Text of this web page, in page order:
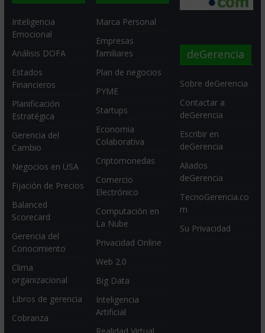
Inteligencia
Emocional
Análisis DOFA
Estados
Financieros
Planificación
Estratégica
Gerencia del
Cambio
Negocios en USA
Fijación de Precios
Balanced
Scorecard
Gerencia del
Conocimiento
Clima
organizacional
Libros de gerencia
Cobranza
Marca Personal
Empresas
familiares
Plan de negocios
PYME
Startups
Economia
Colaborativa
Criptomonedas
Comercio
Electrónico
Computación en
La Nube
Privacidad Online
Web 2.0
Big Data
Inteligencia
Artificial
deGerencia
Sobre deGerencia
Contactar a
deGerencia
Escribir en
deGerencia
Aliados
deGerencia
TecnoGerencia.co
m
Su Privacidad